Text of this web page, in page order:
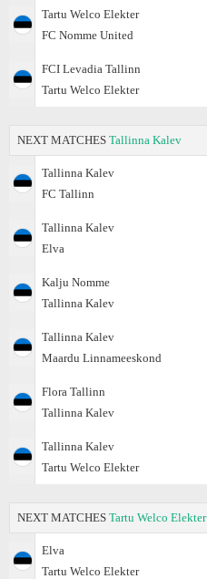
Tartu Welco Elekter
FC Nomme United
FCI Levadia Tallinn
Tartu Welco Elekter
NEXT MATCHES Tallinna Kalev
Tallinna Kalev
FC Tallinn
Tallinna Kalev
Elva
Kalju Nomme
Tallinna Kalev
Tallinna Kalev
Maardu Linnameeskond
Flora Tallinn
Tallinna Kalev
Tallinna Kalev
Tartu Welco Elekter
NEXT MATCHES Tartu Welco Elekter
Elva
Tartu Welco Elekter